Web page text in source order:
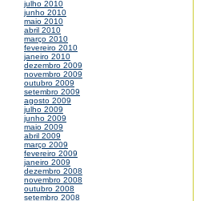
julho 2010
junho 2010
maio 2010
abril 2010
março 2010
fevereiro 2010
janeiro 2010
dezembro 2009
novembro 2009
outubro 2009
setembro 2009
agosto 2009
julho 2009
junho 2009
maio 2009
abril 2009
março 2009
fevereiro 2009
janeiro 2009
dezembro 2008
novembro 2008
outubro 2008
setembro 2008